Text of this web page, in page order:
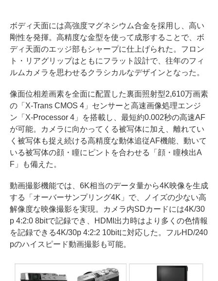
ボディ天面には高強度マグネシウム合金を採用し、高い
剛性を発揮。高精度な金型を使って成形することで、ボ
ディ天面のエッジ部もシャープに仕上げられた。フロン
ト・リアグリップはともにフラット設計で、往年のフィ
ルムカメラを思わせるクラシカルなデザインとなった。
像面位相差画素を全面に配置した裏面照射型2,610万画素
の「X-Trans CMOS 4」センサーと高速画像処理エンジ
ン「X-Processor 4」を搭載し、最短約0.002秒の高速AF
が可能。カメラに向かってくる被写体に加え、離れてい
く被写体も捉え続ける高精度な動体追従AF機能、動いて
いる被写体の顔・瞳にピントを合わせる「顔・瞳検出A
F」も備えた。
動画撮影機能では、6K相当のデータ量から4K映像を生成
する「オーバーサンプリング4K」で、ノイズの少ない高
解像度な映像撮影を実現。カメラ内SDカードには4K/30
p 4:2:0 8bitで記録でき、HDMI出力時はより多くの色情報
を記録できる4K/30p 4:2:2 10bitに対応した。フルHD/240
pのハイスピード動画撮影も可能。